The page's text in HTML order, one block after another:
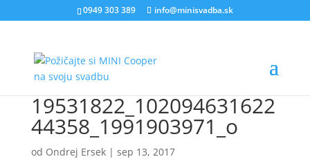
0949 303 389 info@minisvadba.sk
19531822_102094631622
44358_1991903971_o
od Ondrej Ersek| sep 13, 2017